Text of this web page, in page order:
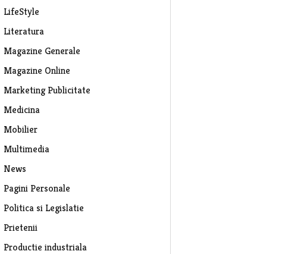
LifeStyle
Literatura
Magazine Generale
Magazine Online
Marketing Publicitate
Medicina
Mobilier
Multimedia
News
Pagini Personale
Politica si Legislatie
Prietenii
Productie industriala